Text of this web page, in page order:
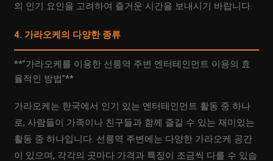
의 인기 요인을 고려하여 즐거운 시간을 보내시기 바랍니다.
4. 가라오케의 다양한 종류
**”가라오케를 이용한 선릉역 주변 엔터테인먼트 이용의 효
율적인 방법”**
가라오케는 한국에서 인기 있는 엔터테인먼트 활동 중 하나
로, 사람들이 가족이나 친구들과 함께 즐길 수 있는 재미있는
활동 중 하나입니다. 선릉역 주변에는 다양한 가라오케 공간
이 있으며, 각각의 곳마다 가격과 특징이 조금씩 다를 수 있습